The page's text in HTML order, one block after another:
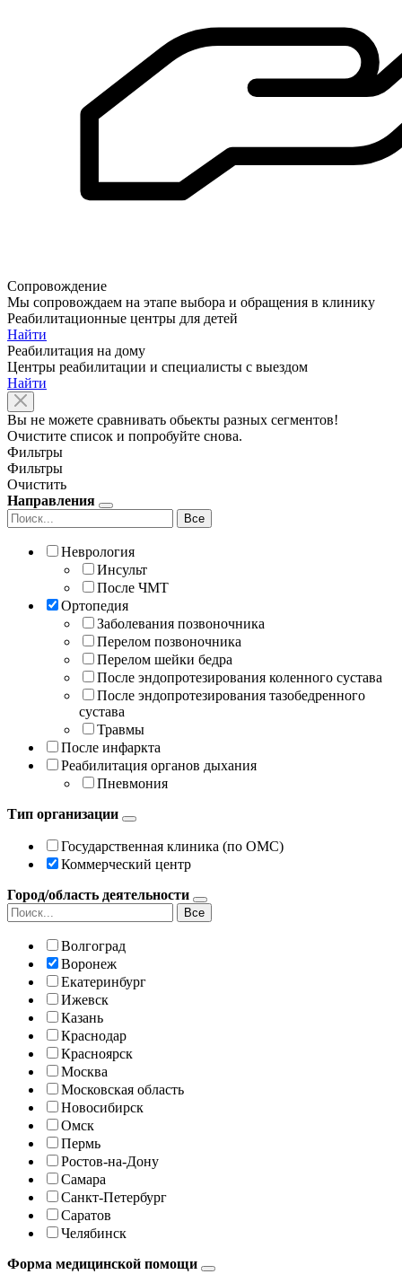
Сопровождение
Мы сопровождаем на этапе выбора и обращения в клинику
Реабилитационные центры для детей
Найти
Реабилитация на дому
Центры реабилитации и специалисты с выездом
Найти
Вы не можете сравнивать обьекты разных сегментов!
Очистите список и попробуйте снова.
Фильтры
Фильтры
Очистить
Направления
Все
Неврология
Инсульт
После ЧМТ
Ортопедия
Заболевания позвоночника
Перелом позвоночника
Перелом шейки бедра
После эндопротезирования коленного сустава
После эндопротезирования тазобедренного
сустава
Травмы
После инфаркта
Реабилитация органов дыхания
Пневмония
Тип организации
Государственная клиника (по ОМС)
Коммерческий центр
Город/область деятельности
Все
Волгоград
Воронеж
Екатеринбург
Ижевск
Казань
Краснодар
Красноярск
Москва
Московская область
Новосибирск
Омск
Пермь
Ростов-на-Дону
Самара
Санкт-Петербург
Саратов
Челябинск
Форма медицинской помощи